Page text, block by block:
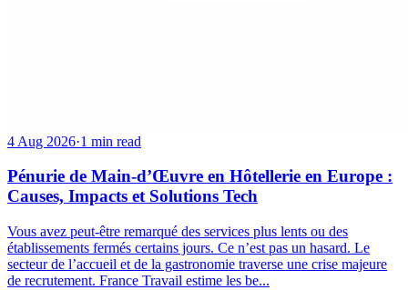
4 Aug 2026·1 min read
Pénurie de Main-d’Œuvre en Hôtellerie en Europe :
Causes, Impacts et Solutions Tech
Vous avez peut-être remarqué des services plus lents ou des
établissements fermés certains jours. Ce n’est pas un hasard. Le
secteur de l’accueil et de la gastronomie traverse une crise majeure
de recrutement. France Travail estime les be...